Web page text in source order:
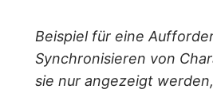
Beispiel für eine
Synchronisieren von
sie nur angezeigt